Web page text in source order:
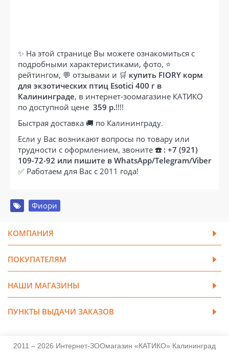
✨ На этой странице Вы можете ознакомиться с
подробными характеристиками, фото, ⭐
рейтингом, 💬 отзывами и 🛒 купить FIORY корм
для экзотических птиц Esotici 400 г в
Калининграде, в интернет-зоомагазине КАТИКО
по доступной цене 359 р.!!!!
Быстрая доставка 🚚 по Калининграду.
Если у Вас возникают вопросы по товару или
трудности с оформлением, звоните ☎️ : +7 (921)
109-72-92 или пишите в WhatsApp/Telegram/Viber
✅ Работаем для Вас с 2011 года!
Фиори
КОМПАНИЯ
ПОКУПАТЕЛЯМ
НАШИ МАГАЗИНЫ
ПУНКТЫ ВЫДАЧИ ЗАКАЗОВ
2011 – 2026 Интернет-ЗООмагазин «КАТИКО» Калининград